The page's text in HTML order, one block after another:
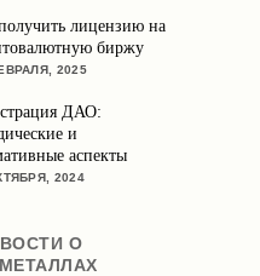
лицензию на
биржу
2025
ДАО:
и
аспекты
2024
О